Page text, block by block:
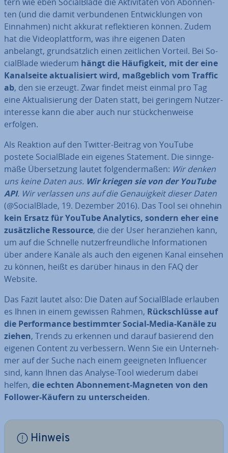
ten (und die damit ver­bun­de­nen Ent­wick­lun­gen von
Einnahmen) nicht akkurat re­flek­tie­ren können. Zudem
hat die Vi­deo­platt­form, was ihre eigenen Daten
anbelangt, grund­sätz­lich einen zeit­li­chen Vorteil. Bei So­
cial­Bla­de wiederum hängt die Häu­fig­keit, mit der eine
Ka­nal­sei­te ak­tua­li­siert wird, maß­geb­lich vom Traffic
ab, den sie erzeugt. Zwar findet meist einmal pro Tag
eine Ak­tua­li­sie­rung der Daten statt, bei geringem Nut­zer­
inter­es­se kann die aber auch nur stück­chen­wei­se
erfolgen.
Als Reaktion auf den Twitter-Beitrag von YouTube
postete So­cial­Bla­de ein eigenes Statement. Die sinn­ge­
mä­ße Über­set­zung lautet fol­gen­der­ma­ßen: Wir denken
uns keine Daten aus. Wir kriegen sie von der YouTube
API. Wir verlassen uns auf die Ge­nau­ig­keit dieser Daten
(@So­cial­Bla­de, 19. Dezember 2016). Das Tool sei ohnehin
kein Ersatz für YouTube Analytics, sondern eher eine
zu­sätz­li­che Ressource, die der User her­an­zie­hen kann,
um auf die Schnelle nut­zer­freund­li­che In­for­ma­tio­nen
über andere Kanäle als auch den eigenen Kanal einsehen
zu können, heißt es darüber hinaus in den FAQ der
Website.
Das Fazit lautet also: Die Daten auf So­cial­Bla­de erlauben
es Ihnen in einem gewissen Rahmen, Rück­schlüs­se auf
die Per­for­mance be­stimm­ter Social-Media-Kanäle zu
ziehen, Trends zu erkennen und darauf basierend den
eigenen Content zu ver­bes­sern. Wenn Sie ein Un­ter­neh­
mer auf der Suche nach einem ge­eig­ne­ten In­fluen­cer
sind, kann Ihnen das Analyse-Tool wiederum dabei
helfen, die echten Abon­ne­ment-Magneten von den
Follower-Käufern zu un­ter­schei­den.
Hinweis